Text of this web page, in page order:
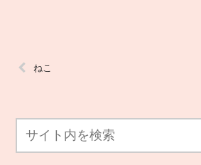
ねこ
ホーム 顔文字一覧